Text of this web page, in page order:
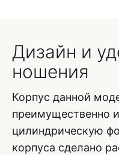
Дизайн и
ношения
Корпус данной
преимущественно
цилиндрическую
корпуса сделано